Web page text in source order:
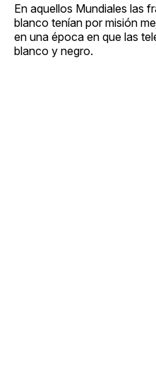
En aquellos Mundiales las
blanco tenían por misión
en una época en que las
blanco y negro.